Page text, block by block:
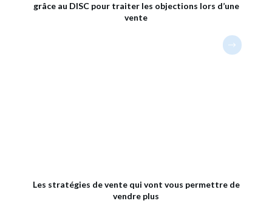
grâce au DISC pour traiter les objections lors d’une
vente
Les stratégies de vente qui vont vous permettre de
vendre plus